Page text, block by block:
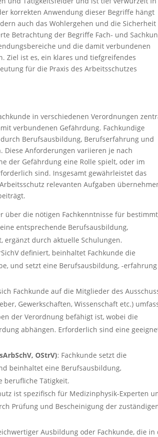
korrekten Anwendung dieser Begriffe hängt
auch das Wohlergehen und die Sicherheit
Betrachtung der Begriffe Fach- und
und die damit verbundenen
Ziel ist es, ein klares und tiefgreifendes
für die Praxis des Arbeitsschutzes
in verschiedenen Verordnungen
verbundenen Gefährdung. Fachkundige
Berufsausbildung, Berufserfahrung und
Anforderungen variieren je nach
der Gefährdung eine Rolle spielt, oder im
sind. Insgesamt gewährleistet das
relevanten Aufgaben
über die nötigen Fachkenntnisse für
entsprechende Berufsausbildung,
ergänzt durch aktuelle Schulungen.
definiert, beinhaltet Fachkunde die
und setzt eine Berufsausbildung, -
Fachkunde auf die Mitglieder des
Gewerkschaften, Wissenschaft etc.)
der Verordnung befähigt ist, wobei die
abhängen. Erforderlich sind eine
OStrV): Fachkunde setzt die
beinhaltet eine Berufsausbildung,
berufliche Tätigkeit.
ist spezifisch für Medizinphysik-Experten
Prüfung und Bescheinigung der
Ausbildung oder Fachkunde, die in